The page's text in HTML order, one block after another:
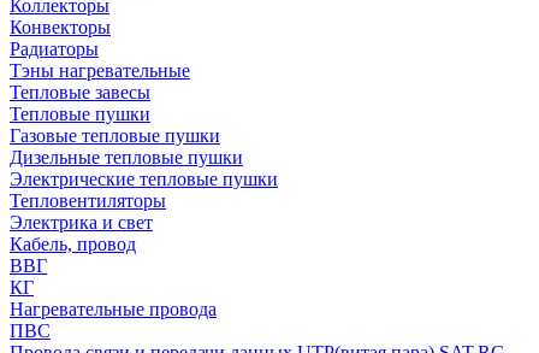
Коллекторы
Конвекторы
Радиаторы
Тэны нагревательные
Тепловые завесы
Тепловые пушки
Газовые тепловые пушки
Дизельные тепловые пушки
Электрические тепловые пушки
Тепловентиляторы
Электрика и свет
Кабель, провод
ВВГ
КГ
Нагревательные провода
ПВС